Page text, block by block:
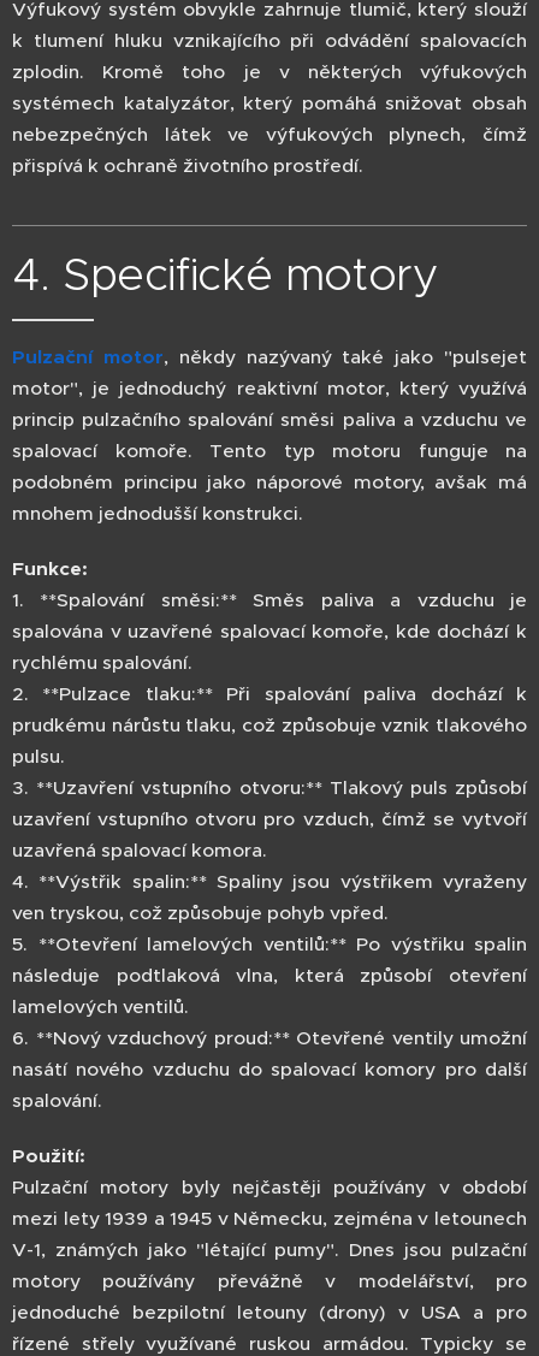
Výfukový systém obvykle zahrnuje tlumič, který slouží
k tlumení hluku vznikajícího při odvádění spalovacích
zplodin. Kromě toho je v některých výfukových
systémech katalyzátor, který pomáhá snižovat obsah
nebezpečných látek ve výfukových plynech, čímž
přispívá k ochraně životního prostředí.
4. Specifické motory
Pulzační motor, někdy nazývaný také jako "pulsejet
motor", je jednoduchý reaktivní motor, který využívá
princip pulzačního spalování směsi paliva a vzduchu ve
spalovací komoře. Tento typ motoru funguje na
podobném principu jako náporové motory, avšak má
mnohem jednodušší konstrukci.
Funkce:
1. **Spalování směsi:** Směs paliva a vzduchu je
spalována v uzavřené spalovací komoře, kde dochází k
rychlému spalování.
2. **Pulzace tlaku:** Při spalování paliva dochází k
prudkému nárůstu tlaku, což způsobuje vznik tlakového
pulsu.
3. **Uzavření vstupního otvoru:** Tlakový puls způsobí
uzavření vstupního otvoru pro vzduch, čímž se vytvoří
uzavřená spalovací komora.
4. **Výstřik spalin:** Spaliny jsou výstřikem vyraženy
ven tryskou, což způsobuje pohyb vpřed.
5. **Otevření lamelových ventilů:** Po výstřiku spalin
následuje podtlaková vlna, která způsobí otevření
lamelových ventilů.
6. **Nový vzduchový proud:** Otevřené ventily umožní
nasátí nového vzduchu do spalovací komory pro další
spalování.
Použití:
Pulzační motory byly nejčastěji používány v období
mezi lety 1939 a 1945 v Německu, zejména v letounech
V-1, známých jako "létající pumy". Dnes jsou pulzační
motory používány převážně v modelářství, pro
jednoduché bezpilotní letouny (drony) v USA a pro
řízené střely využívané ruskou armádou. Typicky se